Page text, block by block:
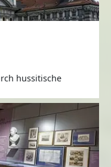
hussitische